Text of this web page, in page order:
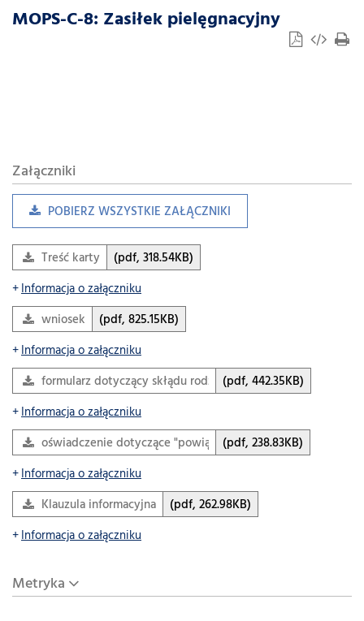
MOPS-C-8: Zasiłek pielęgnacyjny
Załączniki
POBIERZ WSZYSTKIE ZAŁĄCZNIKI
Treść karty
(pdf, 318.54KB)
Informacja o załączniku
wniosek
(pdf, 825.15KB)
Informacja o załączniku
formularz dotyczący skłądu rodziny(pdf, 442.35KB)
Informacja o załączniku
oświadczenie dotyczące "powiązania transgranicznego"
(pdf, 238.83KB)
Informacja o załączniku
Klauzula informacyjna
(pdf, 262.98KB)
Informacja o załączniku
Metryka